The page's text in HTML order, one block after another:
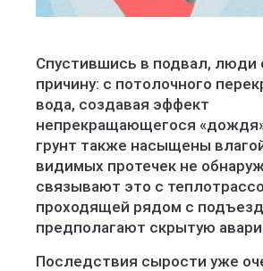
Спустившись в подвал, люди
причину: с потолочного
вода, создавая эффект
непрекращающегося
грунт также насыщены
видимых протечек не
связывают это с
проходящей рядом с
предполагают скрытую
Последствия сырости уже